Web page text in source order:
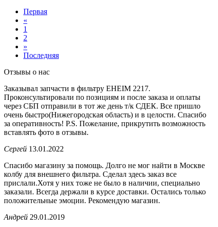
Первая
«
1
2
»
Последняя
Отзывы о нас
Заказывал запчасти в фильтру EHEIM 2217.
Проконсультировали по позициям и после заказа и оплаты
через СБП отправили в тот же день т/к СДЕК. Все пришло
очень быстро(Нижегородская область) и в целости. Спасибо
за оперативность! P.S. Пожелание, прикрутить возможность
вставлять фото в отзывы.
Сергей 13.01.2022
Спасибо магазину за помощь. Долго не мог найти в Москве
колбу для внешнего фильтра. Сделал здесь заказ все
прислали.Хотя у них тоже не было в наличии, специально
заказали. Всегда держали в курсе доставки. Остались только
положительные эмоции. Рекомендую магазин.
Андрей 29.01.2019